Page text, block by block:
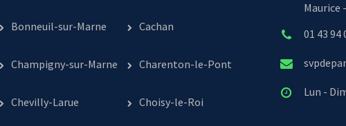
Bonneuil-sur-Marne Cachan
Champigny-sur-Marne Charenton-le-Pont
Chevilly-Larue Choisy-le-Roi
Maurice
01 43 94
Lun -